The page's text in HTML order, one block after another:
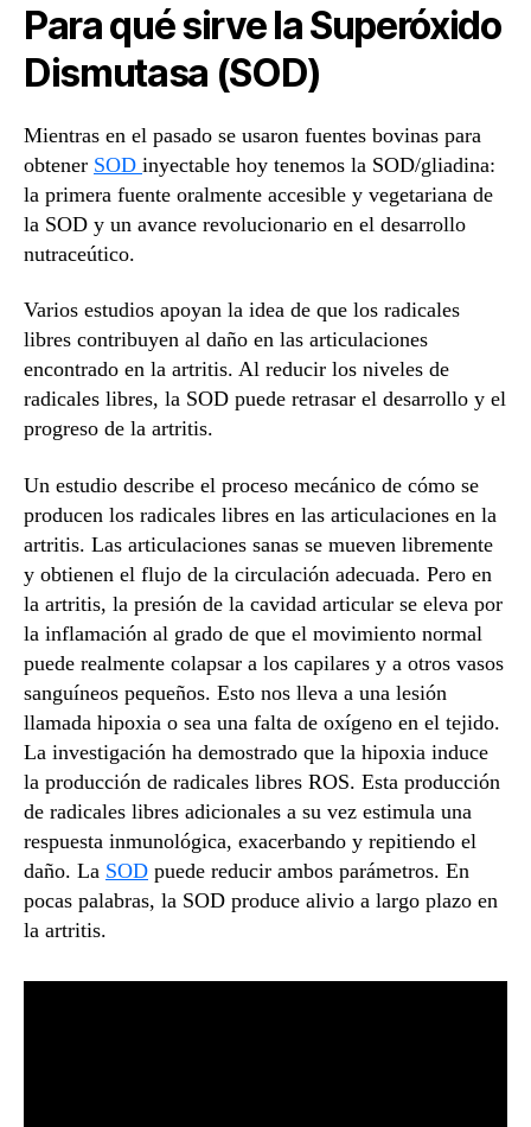
Para qué sirve la Superóxido
Dismutasa (SOD)
Mientras en el pasado se usaron fuentes bovinas para
obtener SOD inyectable hoy tenemos la SOD/gliadina:
la primera fuente oralmente accesible y vegetariana de
la SOD y un avance revolucionario en el desarrollo
nutraceútico.
Varios estudios apoyan la idea de que los radicales
libres contribuyen al daño en las articulaciones
encontrado en la artritis. Al reducir los niveles de
radicales libres, la SOD puede retrasar el desarrollo y el
progreso de la artritis.
Un estudio describe el proceso mecánico de cómo se
producen los radicales libres en las articulaciones en la
artritis. Las articulaciones sanas se mueven libremente
y obtienen el flujo de la circulación adecuada. Pero en
la artritis, la presión de la cavidad articular se eleva por
la inflamación al grado de que el movimiento normal
puede realmente colapsar a los capilares y a otros vasos
sanguíneos pequeños. Esto nos lleva a una lesión
llamada hipoxia o sea una falta de oxígeno en el tejido.
La investigación ha demostrado que la hipoxia induce
la producción de radicales libres ROS. Esta producción
de radicales libres adicionales a su vez estimula una
respuesta inmunológica, exacerbando y repitiendo el
daño. La SOD puede reducir ambos parámetros. En
pocas palabras, la SOD produce alivio a largo plazo en
la artritis.